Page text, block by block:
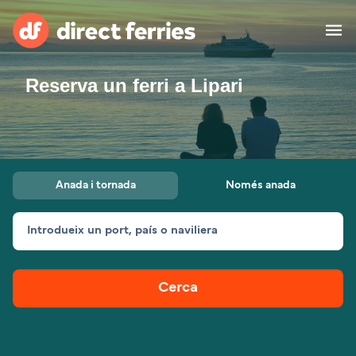
Països
Bitllets de Ferry
Ferris
Reserva un ferri a Lipari
Anada i tornada Només anada
Introdueix un port, país o naviliera
Cerca